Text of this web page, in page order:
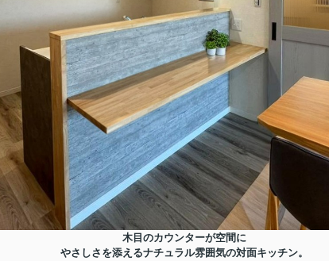
木目のカウンターが空間に
やさしさを添えるナチュラル雰囲気の対面キッチン。